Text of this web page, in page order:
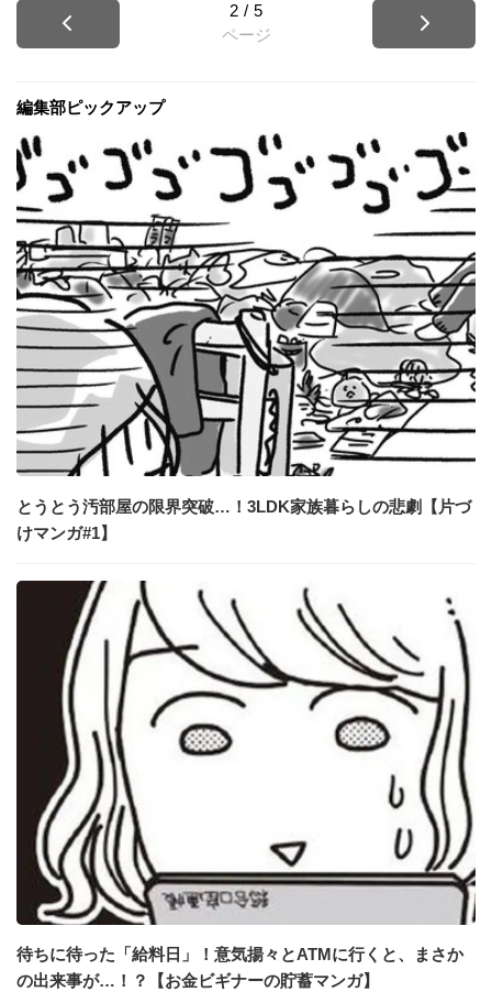
2 / 5
ページ
編集部ピックアップ
とうとう汚部屋の限界突破…！3LDK家族暮らしの悲劇【片づ
けマンガ#1】
待ちに待った「給料日」！意気揚々とATMに行くと、まさか
の出来事が…！？【お金ビギナーの貯蓄マンガ】